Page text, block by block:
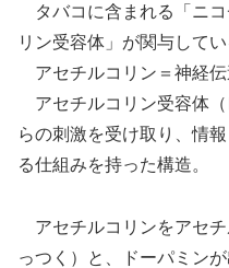
タバコに含まれる「ニコ
リン受容体」が関与してい
アセチルコリン＝神経
アセチルコリン受容体
らの刺激を受け取り、情
る仕組みを持った構造。
アセチルコリンをアセチ
っつく）と、ドーパミンが